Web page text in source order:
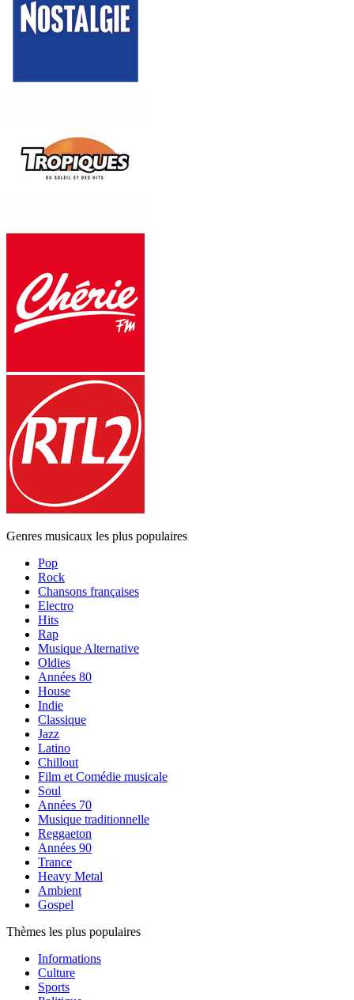
Genres musicaux les plus populaires
Pop
Rock
Chansons françaises
Electro
Hits
Rap
Musique Alternative
Oldies
Années 80
House
Indie
Classique
Jazz
Latino
Chillout
Film et Comédie musicale
Soul
Années 70
Musique traditionnelle
Reggaeton
Années 90
Trance
Heavy Metal
Ambient
Gospel
Thèmes les plus populaires
Informations
Culture
Sports